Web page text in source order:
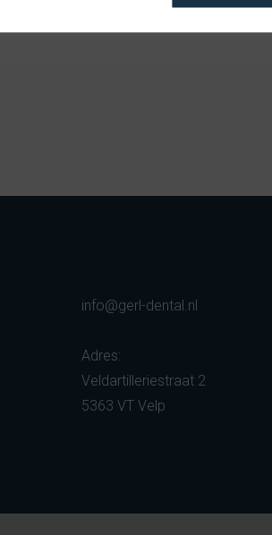
info@gerl-dental.nl
Adres:
Veldartilleriestraat 2
5363 VT Velp